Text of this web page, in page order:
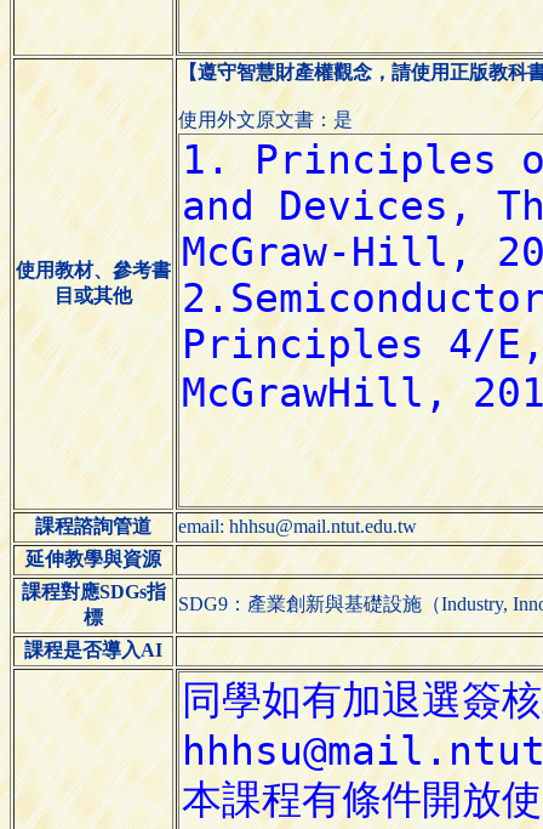
使用教材、參考書
目或其他
【遵守智慧財產權觀念，請使用正版教科
使用外文原文書：是
課程諮詢管道
email: hhhsu@mail.ntut.edu.tw
延伸教學與資源
課程對應SDGs指
標
SDG9：產業創新與基礎設施（Industry,
課程是否導入AI